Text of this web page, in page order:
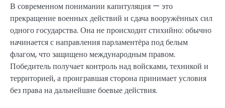
В современном понимании капитуляция — это
прекращение военных действий и сдача вооружённых сил
одного государства. Она не происходит стихийно: обычно
начинается с направления парламентёра под белым
флагом, что защищено международным правом.
Победитель получает контроль над войсками, техникой и
территорией, а проигравшая сторона принимает условия
без права на дальнейшие боевые действия.